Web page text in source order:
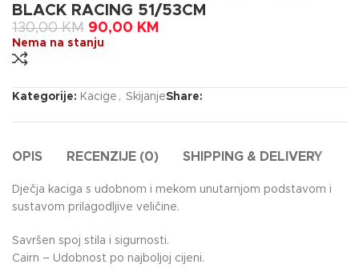
BLACK RACING 51/53CM
130,00KM 90,00 KM
Nema na stanju
Kategorije: Kacige , SkijanjeShare:
OPIS RECENZIJE (0) SHIPPING & DELIVERY
Dječja kaciga s udobnom i mekom unutarnjom podstavom i
sustavom prilagodljive veličine.
Savršen spoj stila i sigurnosti.
Cairn – Udobnost po najboljoj cijeni.